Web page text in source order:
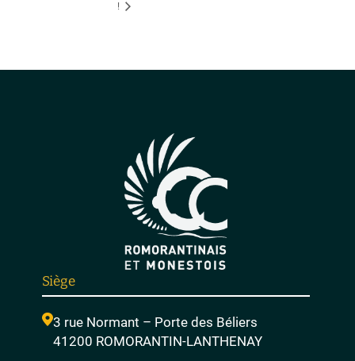
!
Siège
3 rue Normant – Porte des Béliers
41200 ROMORANTIN-LANTHENAY